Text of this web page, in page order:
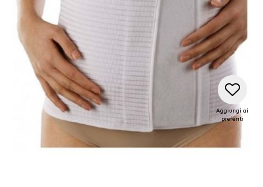
Aggiungi ai
preferiti